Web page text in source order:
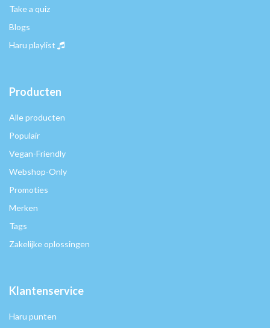
Take a quiz
Blogs
Haru playlist
Producten
Alle producten
Populair
Vegan-Friendly
Webshop-Only
Promoties
Merken
Tags
Zakelijke oplossingen
Klantenservice
Haru punten